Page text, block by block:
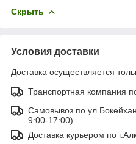
Скрыть
Условия доставки
Доставка осуществляется
Транспортная компания
Самовывоз по
9:00-17:00)
Доставка курьером по